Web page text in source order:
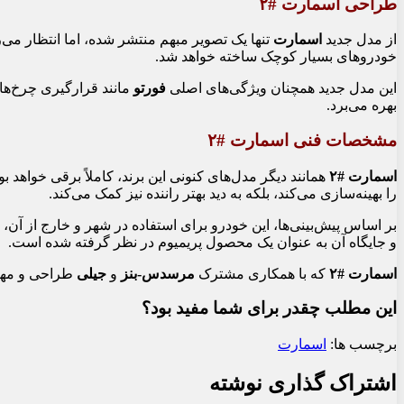
از مدل جدید اسمارت تنها یک تصویر مبهم منتشر شده، اما
خودروهای بسیار کوچک ساخته خواهد شد.
این مدل جدید همچنان ویژگی‌های اصلی فورتو مانند قرارگیری
بهره می‌برد.
مشخصات فنی اسمارت #۲
اسمارت #۲
همانند دیگر مدل‌های کنونی این برند، کاملاً برقی
را بهینه‌سازی می‌کند، بلکه به دید بهتر راننده نیز کمک می‌کند.
بر اساس پیش‌بینی‌ها، این خودرو برای استفاده در شهر و خارج از
و جایگاه آن به عنوان یک محصول پریمیوم در نظر گرفته شده است.
اسمارت #۲ که با همکاری مشترک مرسدس-بنز و جیلی طراحی و
این مطلب چقدر برای شما مفید بود؟
برچسب ها: اسمارت
اشتراک گذاری نوشته